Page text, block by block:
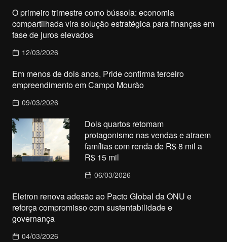
O primeiro trimestre como bússola: economia
compartilhada vira solução estratégica para finanças em
fase de juros elevados
12/03/2026
Em menos de dois anos, Pride confirma terceiro
empreendimento em Campo Mourão
09/03/2026
Dois quartos retomam
protagonismo nas vendas e atraem
famílias com renda de R$ 8 mil a
R$ 15 mil
06/03/2026
Eletron renova adesão ao Pacto Global da ONU e
reforça compromisso com sustentabilidade e
governança
04/03/2026